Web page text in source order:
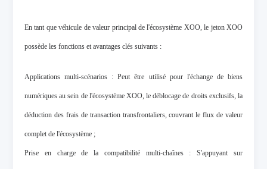
En tant que véhicule de valeur principal de l'écosystème XOO, le jeton XOO
possède les fonctions et avantages clés suivants :
Applications multi-scénarios : Peut être utilisé pour l'échange de biens
numériques au sein de l'écosystème XOO, le déblocage de droits exclusifs, la
déduction des frais de transaction transfrontaliers, couvrant le flux de valeur
complet de l'écosystème ;
Prise en charge de la compatibilité multi-chaînes : S'appuyant sur